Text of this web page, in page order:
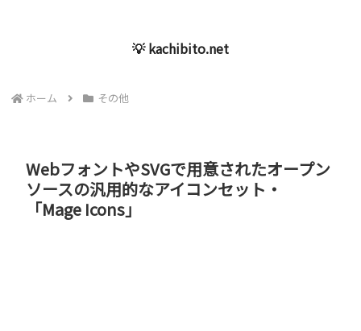
💡 kachibito.net
ホーム その他
WebフォントやSVGで用意されたオープン
ソースの汎用的なアイコンセット・
「Mage Icons」